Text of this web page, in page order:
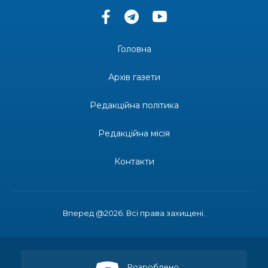
Юні мешканці Бахмутської громади у Харкові
долучилися до проєкту «Радість у дитячих
територіальної громади
«Дві музи» у Рівному: свято краси, мистецтва
епідеміолог, зоолог
Вперед @2026. Всі права захищені.
Головна
Архів газети
Редакційна політика
Редакційна місія
Контакти